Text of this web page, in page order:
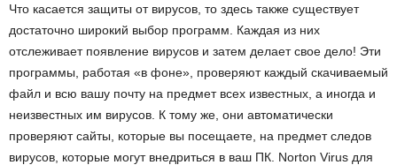
Что касается защиты от вирусов, то здесь также существует
достаточно широкий выбор программ. Каждая из них
отслеживает появление вирусов и затем делает свое дело! Эти
программы, работая «в фоне», проверяют каждый скачиваемый
файл и всю вашу почту на предмет всех известных, а иногда и
неизвестных им вирусов. К тому же, они автоматически
проверяют сайты, которые вы посещаете, на предмет следов
вирусов, которые могут внедриться в ваш ПК. Norton Virus для